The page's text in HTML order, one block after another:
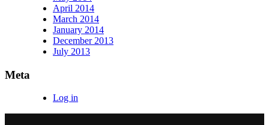
April 2014
March 2014
January 2014
December 2013
July 2013
Meta
Log in